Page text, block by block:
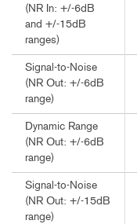
(NR In: +/-6dB
and +/-15dB
ranges)
Signal-to-Noise
(NR Out: +/-6dB
range)
Dynamic Range
(NR Out: +/-6dB
range)
Signal-to-Noise
(NR Out: +/-15dB
range)